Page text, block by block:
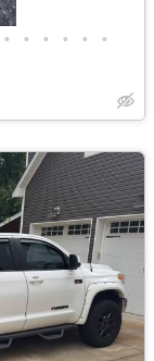
• • • • • •